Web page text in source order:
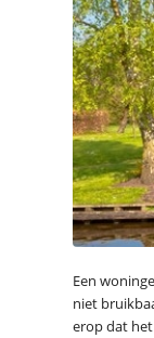
Een
niet
erop dat